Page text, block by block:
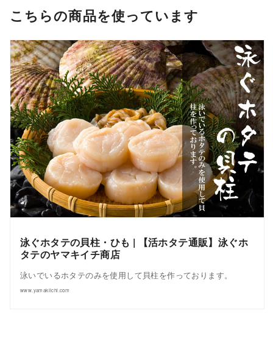
こちらの商品を使っています
泳ぐホタテの貝柱・ひも | 【活ホタテ通販】泳ぐホ
タテのヤマキイチ商店
泳いでいるホタテのみを使用して貝柱を作っております。
www.yamakiichi.com